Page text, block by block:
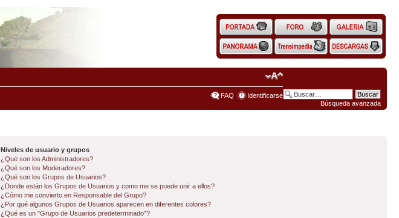
Búsqueda avanzada
FAQ Identificarse
Niveles de usuario y grupos
¿Qué son los Administradores?
¿Qué son los Moderadores?
¿Qué son los Grupos de Usuarios?
¿Donde están los Grupos de Usuarios y como me se puede unir a ellos?
¿Cómo me convierto en Responsable del Grupo?
¿Por qué algunos Grupos de Usuarios aparecen en diferentes colores?
¿Qué es un "Grupo de Usuarios predeterminado"?